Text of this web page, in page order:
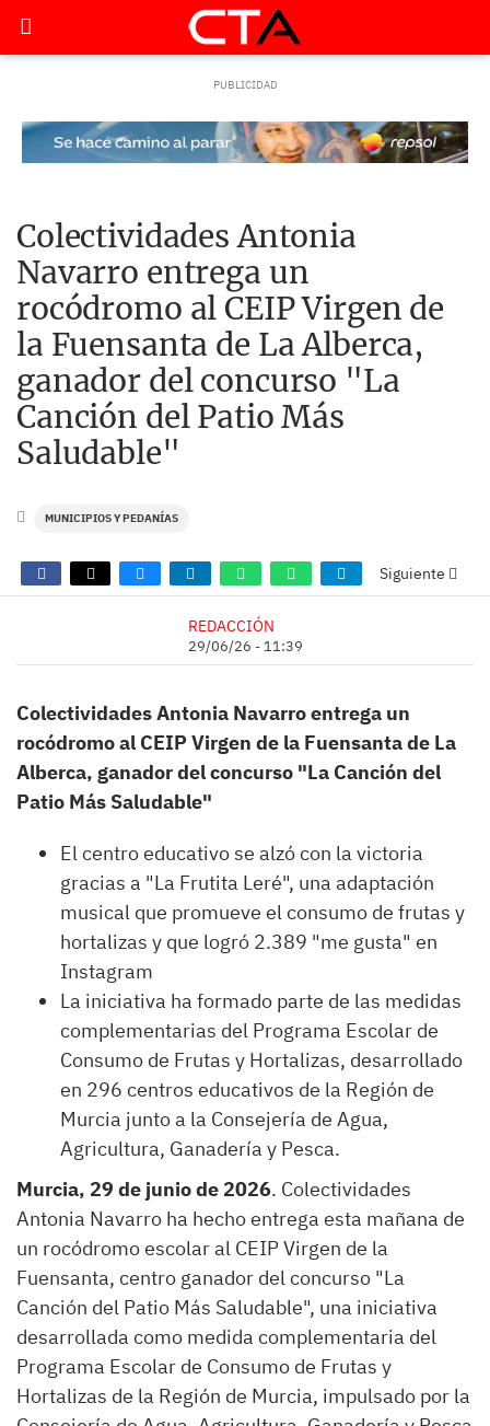
Colectividades Antonia
Navarro entrega un
rocódromo al CEIP Virgen de
la Fuensanta de La Alberca,
ganador del concurso "La
Canción del Patio Más
Saludable"
MUNICIPIOS Y PEDANÍAS
Siguiente
REDACCIÓN
29/06/26 - 11:39
Colectividades Antonia Navarro entrega un
rocódromo al CEIP Virgen de la Fuensanta de La
Alberca, ganador del concurso "La Canción del
Patio Más Saludable"
El centro educativo se alzó con la victoria
gracias a "La Frutita Leré", una adaptación
musical que promueve el consumo de frutas y
hortalizas y que logró 2.389 "me gusta" en
Instagram
La iniciativa ha formado parte de las medidas
complementarias del Programa Escolar de
Consumo de Frutas y Hortalizas, desarrollado
en 296 centros educativos de la Región de
Murcia junto a la Consejería de Agua,
Agricultura, Ganadería y Pesca.
Murcia, 29 de junio de 2026. Colectividades
Antonia Navarro ha hecho entrega esta mañana de
un rocódromo escolar al CEIP Virgen de la
Fuensanta, centro ganador del concurso "La
Canción del Patio Más Saludable", una iniciativa
desarrollada como medida complementaria del
Programa Escolar de Consumo de Frutas y
Hortalizas de la Región de Murcia, impulsado por la